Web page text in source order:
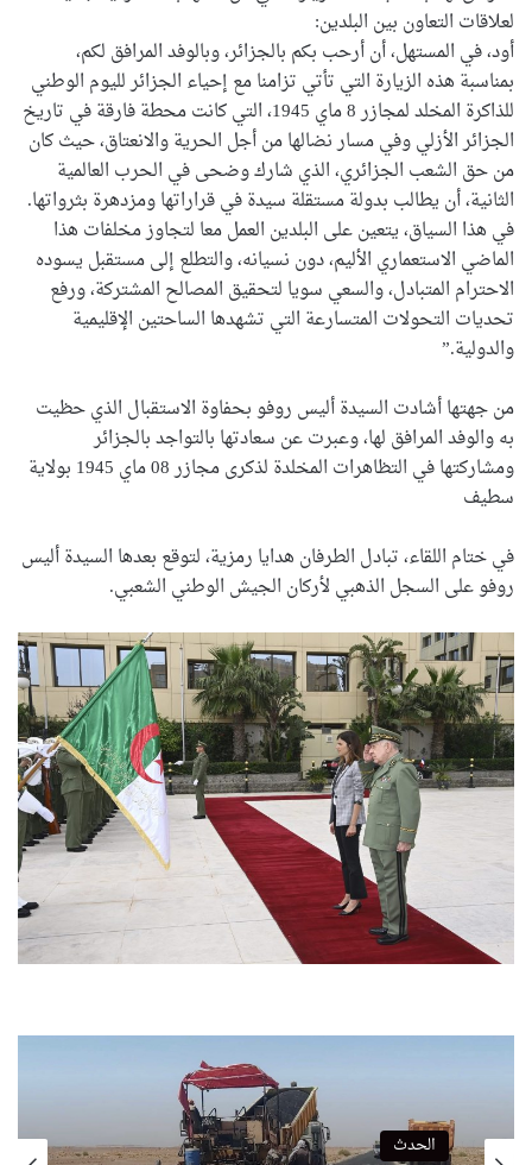
لعلاقات التعاون بين البلدين:
أود، في المستهل، أن أرحب بكم بالجزائر، وبالوفد المرافق لكم،
بمناسبة هذه الزيارة التي تأتي تزامنا مع إحياء الجزائر لليوم الوطني
للذاكرة المخلد لمجازر 8 ماي 1945، التي كانت محطة فارقة في تاريخ
الجزائر الأزلي وفي مسار نضالها من أجل الحرية والانعتاق، حيث كان
من حق الشعب الجزائري، الذي شارك وضحى في الحرب العالمية
الثانية، أن يطالب بدولة مستقلة سيدة في قراراتها ومزدهرة بثرواتها.
في هذا السياق، يتعين على البلدين العمل معا لتجاوز مخلفات هذا
الماضي الاستعماري الأليم، دون نسيانه، والتطلع إلى مستقبل يسوده
الاحترام المتبادل، والسعي سويا لتحقيق المصالح المشتركة، ورفع
تحديات التحولات المتسارعة التي تشهدها الساحتين الإقليمية
والدولية.”
من جهتها أشادت السيدة أليس روفو بحفاوة الاستقبال الذي حظيت
به والوفد المرافق لها، وعبرت عن سعادتها بالتواجد بالجزائر
ومشاركتها في التظاهرات المخلدة لذكرى مجازر 08 ماي 1945 بولاية
سطيف
في ختام اللقاء، تبادل الطرفان هدايا رمزية، لتوقع بعدها السيدة أليس
روفو على السجل الذهبي لأركان الجيش الوطني الشعبي.
الحدث